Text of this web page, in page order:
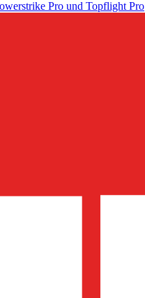
Pro und Topflight Pro